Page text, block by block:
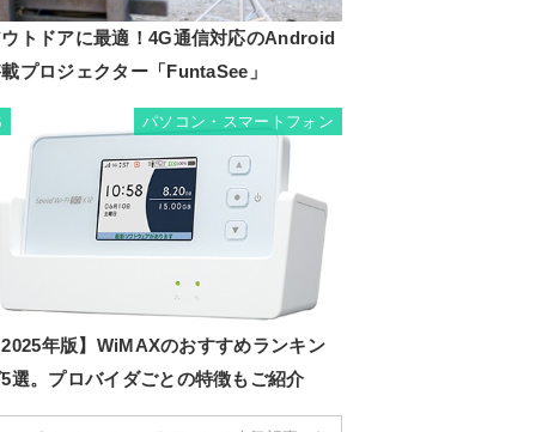
トドアに最適！4G通信対応のAndroid
プロジェクター「FuntaSee」
パソコン・スマートフォン
2025年版】WiMAXのおすすめランキン
選。プロバイダごとの特徴もご紹介